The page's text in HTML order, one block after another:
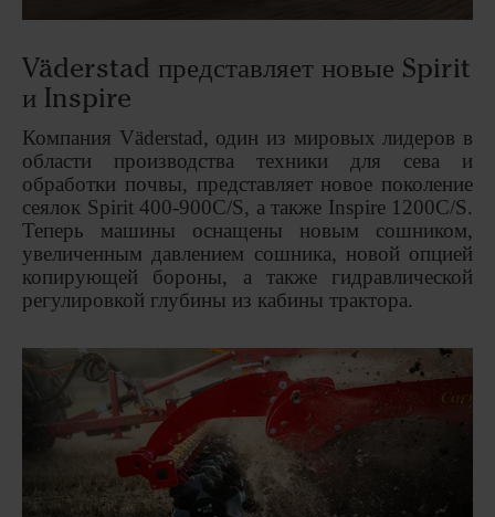
Väderstad представляет новые Spirit
и Inspire
Компания Väderstad, один из мировых лидеров в
области производства техники для сева и
обработки почвы, представляет новое поколение
сеялок Spirit400-900C/S, а также Inspire1200C/S.
Теперь машины оснащены новым сошником,
увеличенным давлением сошника, новой опцией
копирующей бороны, а также гидравлической
регулировкой глубины из кабины трактора.